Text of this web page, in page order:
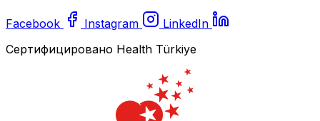
Facebook Instagram
LinkedIn
Сертифицировано Health Türkiye